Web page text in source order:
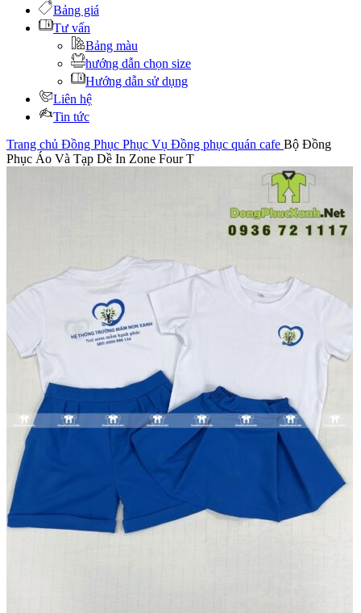
Bảng giá
Tư vấn
Bảng màu
hướng dẫn chọn size
Hướng dẫn sử dụng
Liên hệ
Tin tức
Trang chủ Đồng Phục Phục Vụ Đồng phục quán cafe Bộ Đồng
Phục Áo Và Tạp Dề In Zone Four T